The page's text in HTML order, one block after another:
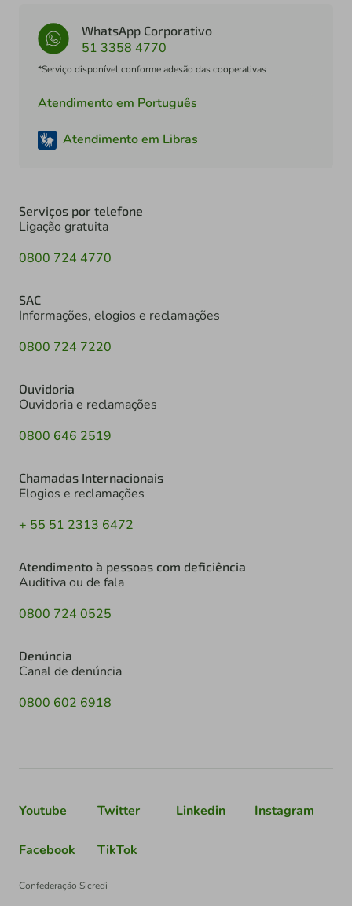
WhatsApp Corporativo
51 3358 4770
*Serviço disponível conforme adesão das cooperativas
Atendimento em Português
Atendimento em Libras
Serviços por telefone
Ligação gratuita
0800 724 4770
SAC
Informações, elogios e reclamações
0800 724 7220
Ouvidoria
Ouvidoria e reclamações
0800 646 2519
Chamadas Internacionais
Elogios e reclamações
+ 55 51 2313 6472
Atendimento à pessoas com deficiência
Auditiva ou de fala
0800 724 0525
Denúncia
Canal de denúncia
0800 602 6918
Youtube Twitter Linkedin Instagram
Facebook TikTok
Confederação Sicredi